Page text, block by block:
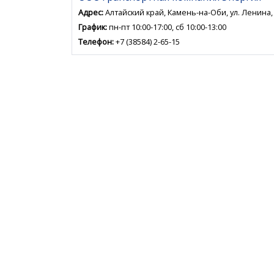
Адрес:Алтайский край, Камень-на-Оби, ул.
График:пн-пт 10:00-17:00, сб 10:00-13:00
Телефон:+7 (38584) 2-65-15